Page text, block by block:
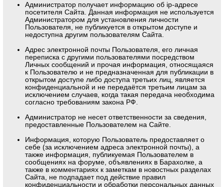
Администратор получает информацию об ip-адресе
посетителя Сайта. Данная информация не используется
Администратором для установления личности
Пользователя, не публикуется в открытом доступе и
недоступна другим пользователям Сайта.
Адрес электронной почты Пользователя, его личная
переписка с другими пользователями посредством
Личных сообщений и прочая информация, относящаяся
к Пользователю и не предназначенная для публикации в
открытом доступе либо доступа третьих лиц, является
конфиденциальной и не передаётся третьим лицам за
исключением случаев, когда такая передача необходима
согласно требованиям закона РФ.
Администратор не несет ответственности за сведения,
предоставленные Пользователем на Сайте.
Информация, которую Пользователь предоставляет о
себе (за исключением адреса электронной почты), а
также информация, публикуемая Пользователем в
сообщениях на форуме, объявлениях в Барахолке, а
также в комментариях к заметкам в новостных разделах
Сайта, не подпадает под действие правил
конфиденциальности и обработки персональных данных